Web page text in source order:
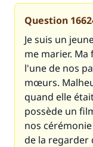
Question
Je suis un
me marier.
l'une de nos
mœurs.
quand elle
possède un
nos
de la regarder